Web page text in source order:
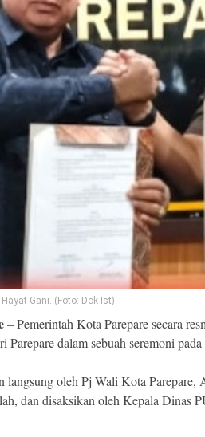
Gani. (Foto: Dok Ist).
– Pemerintah Kota Parepare secara
Parepare dalam sebuah seremoni
langsung oleh Pj Wali Kota
dan disaksikan oleh Kepala Dinas